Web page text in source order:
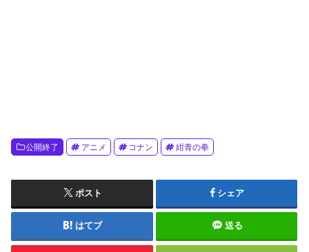
公開終了 アニメ コナン 紺青の拳
ポスト シェア
はてブ 送る